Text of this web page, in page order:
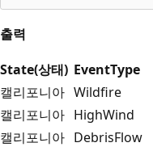
출력
State(상태) EventType
캘리포니아 Wildfire
캘리포니아 HighWind
캘리포니아 DebrisFlow